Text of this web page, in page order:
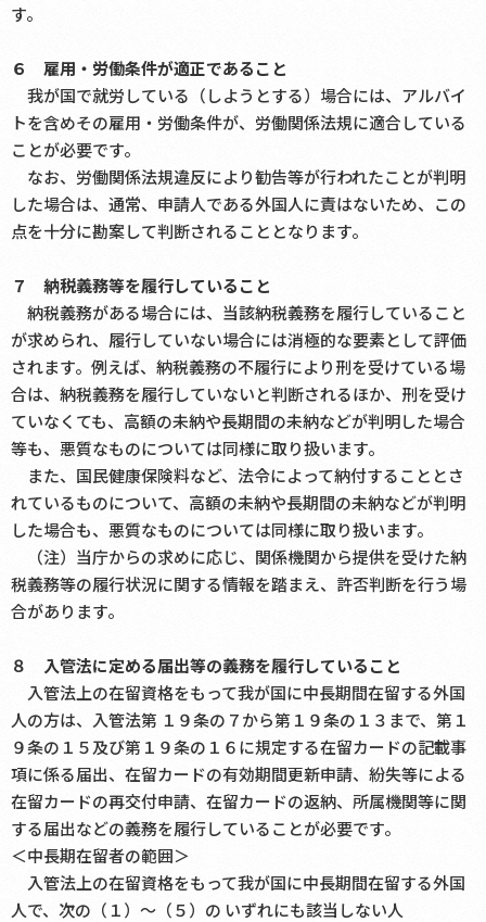
す。
６ 雇用・労働条件が適正であること
我が国で就労している（しようとする）場合には、アルバイ
トを含めその雇用・労働条件が、労働関係法規に適合している
ことが必要です。
なお、労働関係法規違反により勧告等が行われたことが判明
した場合は、通常、申請人である外国人に責はないため、この
点を十分に勘案して判断されることとなります。
７ 納税義務等を履行していること
納税義務がある場合には、当該納税義務を履行していること
が求められ、履行していない場合には消極的な要素として評価
されます。例えば、納税義務の不履行により刑を受けている場
合は、納税義務を履行していないと判断されるほか、刑を受け
ていなくても、高額の未納や長期間の未納などが判明した場合
等も、悪質なものについては同様に取り扱います。
また、国民健康保険料など、法令によって納付することとさ
れているものについて、高額の未納や長期間の未納などが判明
した場合も、悪質なものについては同様に取り扱います。
（注）当庁からの求めに応じ、関係機関から提供を受けた納
税義務等の履行状況に関する情報を踏まえ、許否判断を行う場
合があります。
８ 入管法に定める届出等の義務を履行していること
入管法上の在留資格をもって我が国に中長期間在留する外国
人の方は、入管法第 １９条の７から第１９条の１３まで、第１
９条の１５及び第１９条の１６に規定する在留カードの記載事
項に係る届出、在留カードの有効期間更新申請、紛失等による
在留カードの再交付申請、在留カードの返納、所属機関等に関
する届出などの義務を履行していることが必要です。
＜中長期在留者の範囲＞
入管法上の在留資格をもって我が国に中長期間在留する外国
人で、次の（１）～（５）の いずれにも該当しない人